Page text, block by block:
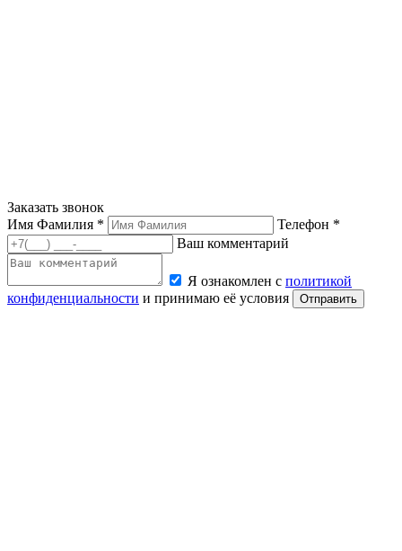
Заказать звонок
Имя Фамилия *
Телефон *
Ваш комментарий
Я ознакомлен с политикой
конфиденциальности и принимаю её условия Отправить